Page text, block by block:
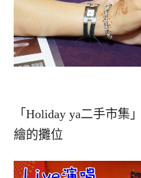
「Holiday ya二手市集
繪的攤位